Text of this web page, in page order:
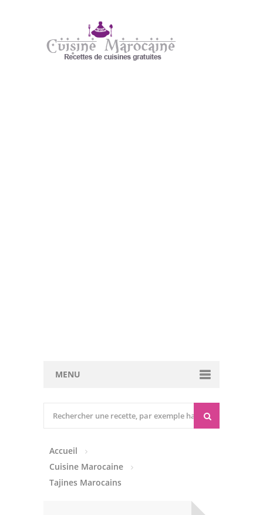
MENU
Entrées Froides
Tajines
Accueil
Cuisine Marocaine
Tajines Marocains